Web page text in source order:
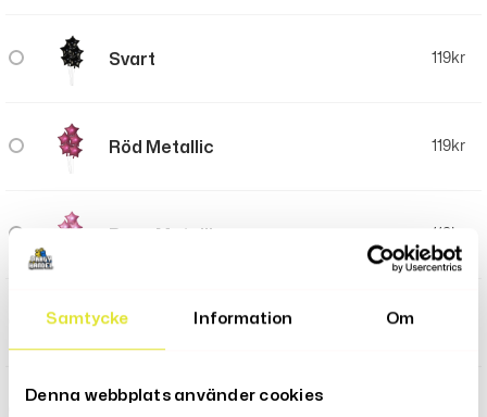
Samtycke Information Om
Denna webbplats använder cookies
Svart 119kr
Röd Metallic 119kr
119kr
Silver Metallic